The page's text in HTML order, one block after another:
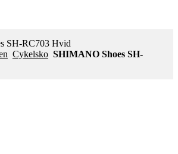
SH-RC703 Hvid
Cykelsko SHIMANO Shoes SH-